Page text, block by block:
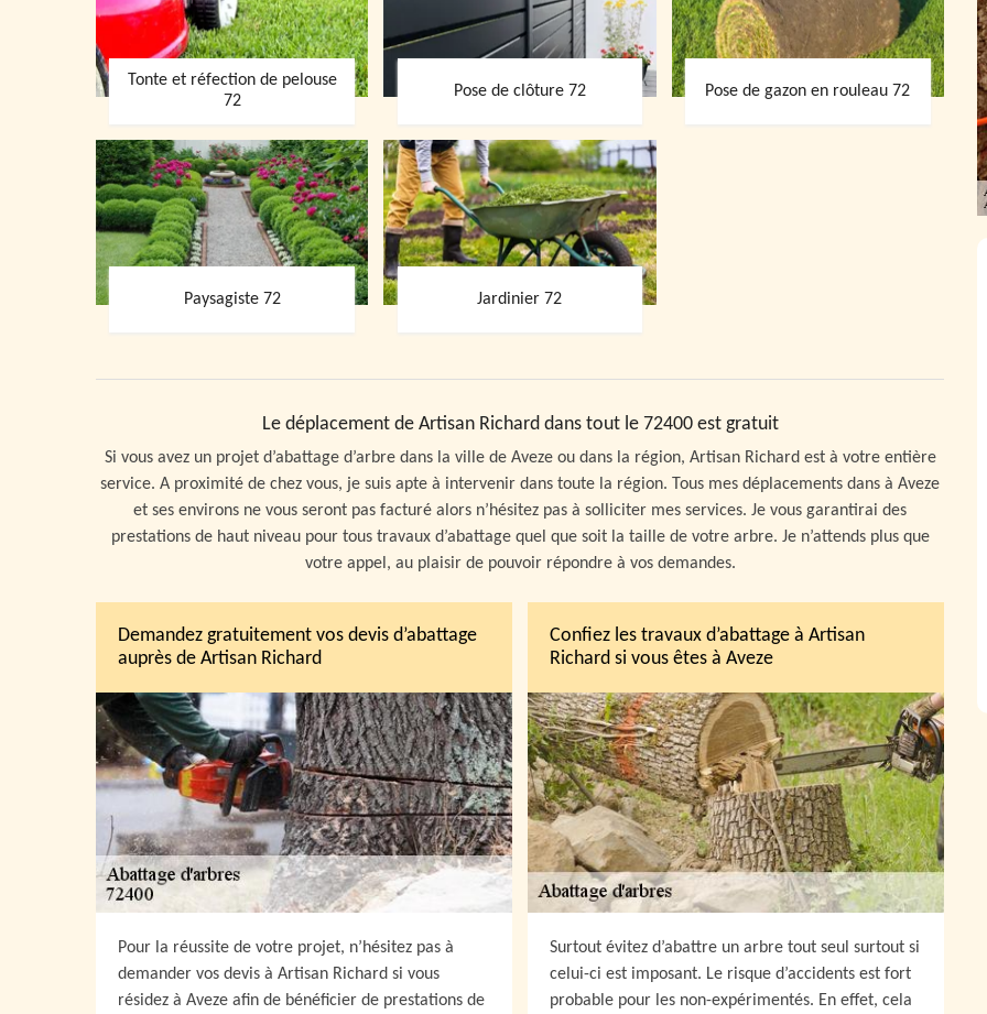
Tonte et réfection de pelouse
72
Pose de clôture 72 Pose de gazon en rouleau 72
Paysagiste 72 Jardinier 72
Le déplacement de Artisan Richard dans tout le 72400 est gratuit
Si vous avez un projet d’abattage d’arbre dans la ville de Aveze ou dans la région, Artisan Richard est à votre entière
service. A proximité de chez vous, je suis apte à intervenir dans toute la région. Tous mes déplacements dans à Aveze
et ses environs ne vous seront pas facturé alors n’hésitez pas à solliciter mes services. Je vous garantirai des
prestations de haut niveau pour tous travaux d’abattage quel que soit la taille de votre arbre. Je n’attends plus que
votre appel, au plaisir de pouvoir répondre à vos demandes.
Demandez gratuitement vos devis d’abattage
auprès de Artisan Richard
Pour la réussite de votre projet, n’hésitez pas à
demander vos devis à Artisan Richard si vous
résidez à Aveze afin de bénéficier de prestations de
Confiez les travaux d’abattage à Artisan
Richard si vous êtes à Aveze
Surtout évitez d’abattre un arbre tout seul surtout si
celui-ci est imposant. Le risque d’accidents est fort
probable pour les non-expérimentés. En effet, cela